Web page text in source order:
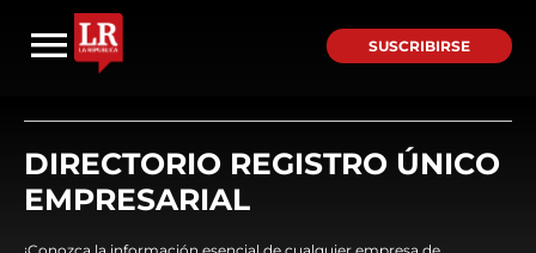
SUSCRIBIRSE
DIRECTORIO REGISTRO ÚNICO
EMPRESARIAL